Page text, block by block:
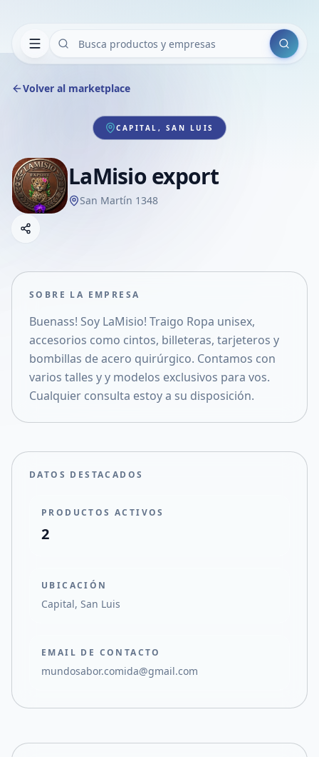
Buscar
Volver al marketplace
CAPITAL, SAN LUIS
LaMisio export
San Martín 1348
Compartir empresa
Compartir en X
SOBRE LA EMPRESA
Buenass! Soy LaMisio! Traigo Ropa unisex,
accesorios como cintos, billeteras, tarjeteros y
bombillas de acero quirúrgico. Contamos con
varios talles y y modelos exclusivos para vos.
Cualquier consulta estoy a su disposición.
DATOS DESTACADOS
PRODUCTOS ACTIVOS
2
UBICACIÓN
Capital, San Luis
EMAIL DE CONTACTO
mundosabor.comida@gmail.com